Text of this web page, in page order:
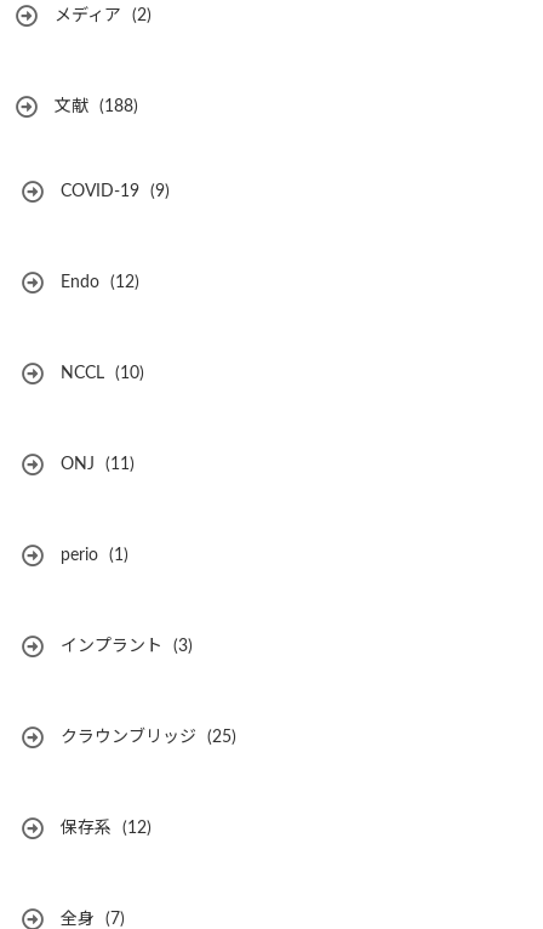
メディア (2)
文献 (188)
COVID-19 (9)
Endo (12)
NCCL (10)
ONJ (11)
perio (1)
インプラント (3)
クラウンブリッジ (25)
保存系 (12)
全身 (7)